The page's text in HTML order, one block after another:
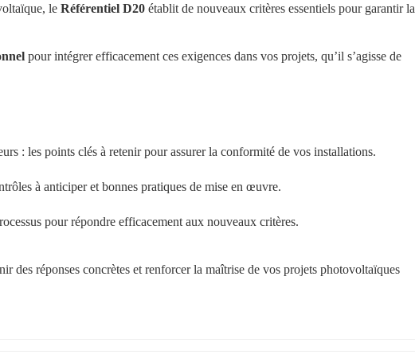
le Référentiel D20 établit de nouveaux critères essentiels pour garantir la
pour intégrer efficacement ces exigences dans vos projets, qu’il s’agisse de
: les points clés à retenir pour assurer la conformité de vos installations.
à anticiper et bonnes pratiques de mise en œuvre.
pour répondre efficacement aux nouveaux critères.
des réponses concrètes et renforcer la maîtrise de vos projets photovoltaïques